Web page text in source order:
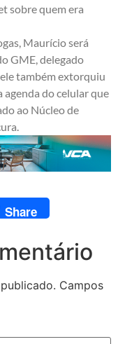
sobre quem era
Maurício será
GME, delegado
também extorquiu
agenda do celular que
ao Núcleo de
Share
Campos